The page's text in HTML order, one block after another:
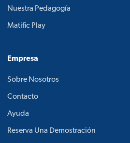
Nuestra Pedagogía
Matific Play
Empresa
Sobre Nosotros
Contacto
Ayuda
Reserva Una Demostración